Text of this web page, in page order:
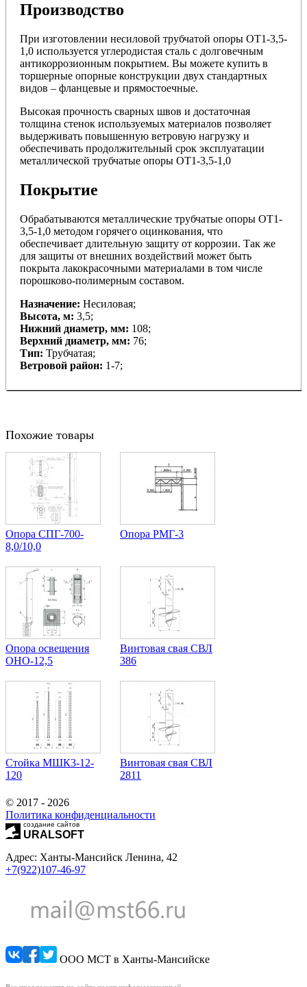
Производство
При изготовлении несиловой трубчатой опоры ОТ1-3,5-
1,0 используется углеродистая сталь с долговечным
антикоррозионным покрытием. Вы можете купить в
торшерные опорные конструкции двух стандартных
видов – фланцевые и прямостоечные.
Высокая прочность сварных швов и достаточная
толщина стенок используемых материалов позволяет
выдерживать повышенную ветровую нагрузку и
обеспечивать продолжительный срок эксплуатации
металлической трубчатые опоры ОТ1-3,5-1,0
Покрытие
Обрабатываются металлические трубчатые опоры ОТ1-
3,5-1,0 методом горячего оцинкования, что
обеспечивает длительную защиту от коррозии. Так же
для защиты от внешних воздействий может быть
покрыта лакокрасочными материалами в том числе
порошково-полимерным составом.
Назначение: Несиловая;
Высота, м: 3,5;
Нижний диаметр, мм: 108;
Верхний диаметр, мм: 76;
Тип: Трубчатая;
Ветровой район: 1-7;
Похожие товары
Опора СПГ-700-
8,0/10,0
Опора РМГ-3
Опора освещения
ОНО-12,5
Винтовая свая СВЛ
386
Стойка МШК3-12-
120
Винтовая свая СВЛ
2811
© 2017 - 2026
Политика конфиденциальности
создание сайтов
URALSOFT
Адрес: Ханты-Мансийск Ленина, 42
+7(922)107-46-97
ООО МСТ в Ханты-Мансийске